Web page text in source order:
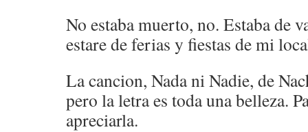
No estaba muerto, no. Estaba de
estare de ferias y fiestas de mi
La cancion, Nada ni Nadie, de
pero la letra es toda una belleza.
apreciarla.